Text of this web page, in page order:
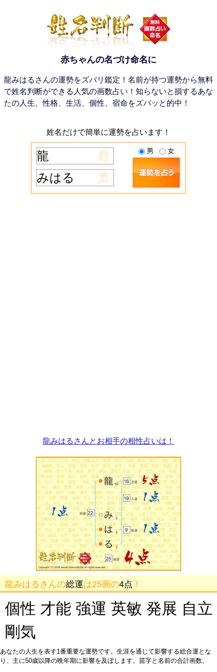
赤ちゃんの名づけ命名に
龍みはるさんの運勢をズバリ鑑定！名前が持つ運勢から無料
で姓名判断ができる人気の画数占い！知らないと損するあな
たの人生、性格、生活、個性、宿命をズバッと的中！
姓名だけで簡単に運勢を占います！
男 女
龍みはるさんとお相手の相性占いは！
龍みはるさんの総運は25画の4点 ！
個性 才能 強運 英敏 発展 自立
剛気
あなたの人生を表す1番重要な運勢です。生涯を通じて影響する総合運とな
り、主に50歳以降の晩年期に影響を及ぼします。苗字と名前の合計画数。